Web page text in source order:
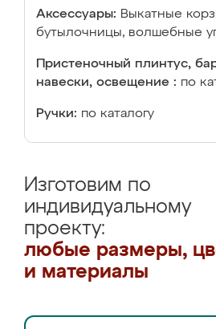
Аксессуары: Выкатные
бутылочницы, волшебные
Пристеночный плинтус,
навески, освещение : по
Ручки: по каталогу
Изготовим по
индивидуальному
проекту:
любые размеры,
и материалы